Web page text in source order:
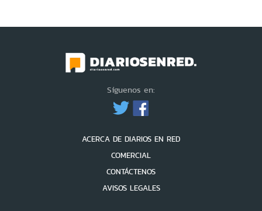
Síguenos en:
ACERCA DE DIARIOS EN RED
COMERCIAL
CONTÁCTENOS
AVISOS LEGALES